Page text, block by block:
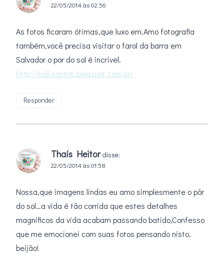
22/05/2014 às 02:56
As fotos ficaram ótimas,que luxo em.Amo fotografia
também,você precisa visitar o farol da barra em
Salvador o por do sol é incrível.
http://kallisantos.blogspot.com.br/
Responder
Thaís Heitor disse:
22/05/2014 às 01:58
Nossa,que imagens lindas eu amo simplesmente o pôr
do sol…a vida é tão corrida que estes detalhes
magnificos da vida acabam passando batido,Confesso
que me emocionei com suas fotos pensando nisto.
beijão!